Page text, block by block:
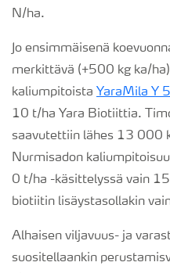
N/ha.
Jo ensimmäisenä
merkittävä (+500 kg ka/
kaliumpitoista YaraMila Y 5
10 t/ha Yara Biotiittia.
saavutettiin lähes 13 000
Nurmisadon
0 t/ha -käsittelyssä vain
biotiitin lisäystasollakin
Alhaisen viljavuus- ja
suositellaankin